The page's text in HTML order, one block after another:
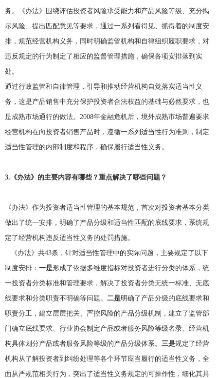
务。《办法》围绕评估投资者风险承受能力和产品风险等级、充分揭
示风险、提出匹配意见等要求，通过一系列看得见、抓得着的制度安
排，规范经营机构义务，同时明确监管机构和自律组织履职要求，对
违反规定的行为制定了相应的监督管理措施，确保各项安排落到实
处。
通过行政监管和自律管理，引导和推动经营机构自觉落实适当性义
务，这是产品销售中充分保护投资者合法权益的基础与必然要求，也
是成熟市场通行的做法。2008年金融危机后，境外成熟市场普遍要求
经营机构在向投资者销售产品时，遵循一系列适当性行为准则，制定
适当性管理的内部制度和程序，确保履行适当性义务。
3. 《办法》的主要内容有哪些？重点解决了哪些问题？
《办法》作为投资者适当性管理的基本规范，首次对投资者基本分类
做出了统一安排，明确了产品分级和适当性匹配的底线要求，系统规
定了经营机构违反适当性义务的处罚措施。
《办法》共43条，针对适当性管理中的实际问题，主要规定了以下
制度安排： 一是形成了依据多维度指标对投资者进行分类的体系，统
一投资者分类标准和管理要求，解决了投资者分类无统一标准、无底
线要求和分类职责不明确等问题。 二是明确了产品分级的底线要求和
职责分工，建立层层把关、严控风险的产品分级机制，建立了监管部
门确立底线要求、行业协会制定产品或者服务风险等级名录、经营机
构具体划分产品或者服务风险等级的产品分级体系。 三是规定了经营
机构从了解投资者到纠纷处理等各个环节应当履行的适当性义务，全
面从严规范相关行为，突出了适当性义务规定的可操作性，细化其具